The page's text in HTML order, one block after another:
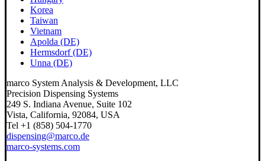
Korea
Taiwan
Vietnam
Apolda (DE)
Hermsdorf (DE)
Unna (DE)
marco System Analysis & Development, LLC
Precision Dispensing Systems
249 S. Indiana Avenue, Suite 102
Vista, California, 92084, USA
Tel +1 (858) 504-1770
dispensing@marco.de
marco-systems.com